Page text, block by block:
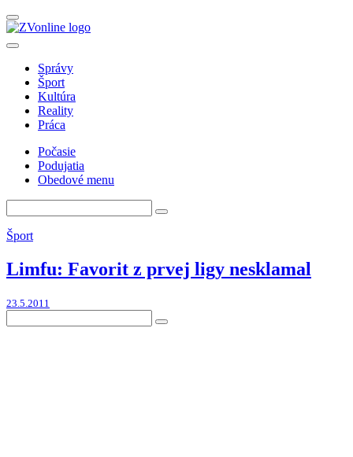
Správy
Šport
Kultúra
Reality
Práca
Počasie
Podujatia
Obedové menu
Šport
Limfu: Favorit z prvej ligy nesklamal
23.5.2011